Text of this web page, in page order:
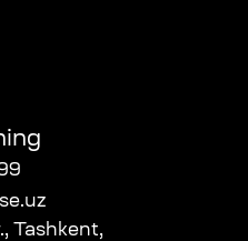
Tashkent,